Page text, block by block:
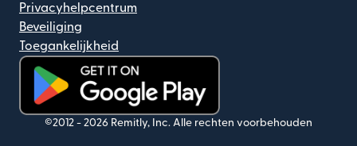
Privacyhelpcentrum
Beveiliging
Toegankelijkheid
(wordt geopend in een nieuw venster)
©2012 - 2026 Remitly, Inc. Alle rechten voorbehouden